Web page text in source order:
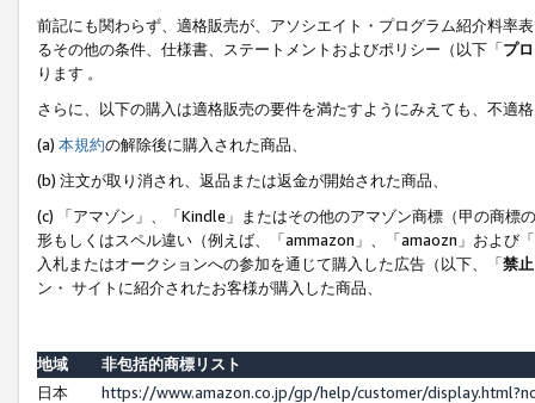
前記にも関わらず、適格販売が、アソシエイト・プログラム紹介料率
るその他の条件、仕様書、ステートメントおよびポリシー（以下「プ
ります 。
さらに、以下の購入は適格販売の要件を満たすようにみえても、不適
(a) 本規約の解除後に購入された商品、
(b) 注文が取り消され、返品または返金が開始された商品、
(c) 「アマゾン」、「Kindle」またはその他のアマゾン商標（甲の商
形もしくはスペル違い（例えば、「ammazon」、「amaozn」および
入札またはオークションへの参加を通じて購入した広告（以下、「禁
ン・ サイトに紹介されたお客様が購入した商品、
地域
非包括的商標リスト
日本
https://www.amazon.co.jp/gp/help/customer/